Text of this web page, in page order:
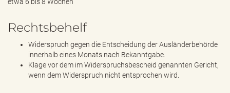
Rechtsbehelf
Widerspruch gegen die Entscheidung der Ausländerbehörde
innerhalb eines Monats nach Bekanntgabe.
Klage vor dem im Widerspruchsbescheid genannten Gericht,
wenn dem Widerspruch nicht entsprochen wird.